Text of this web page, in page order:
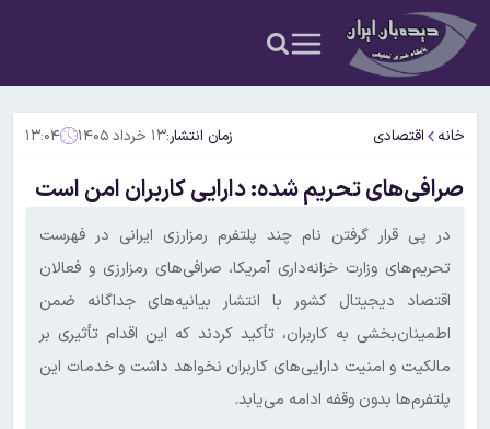
خانه اقتصادی زمان انتشار:۱۳ خرداد ۱۴۰۵ ۱۳:۰۴
صرافی‌های تحریم شده: دارایی کاربران امن است
در پی قرار گرفتن نام چند پلتفرم رمزارزی ایرانی در فهرست
تحریم‌های وزارت خزانه‌داری آمریکا، صرافی‌های رمزارزی و فعالان
اقتصاد دیجیتال کشور با انتشار بیانیه‌های جداگانه ضمن
اطمینان‌بخشی به کاربران، تأکید کردند که این اقدام تأثیری بر
مالکیت و امنیت دارایی‌های کاربران نخواهد داشت و خدمات این
پلتفرم‌ها بدون وقفه ادامه می‌یابد.